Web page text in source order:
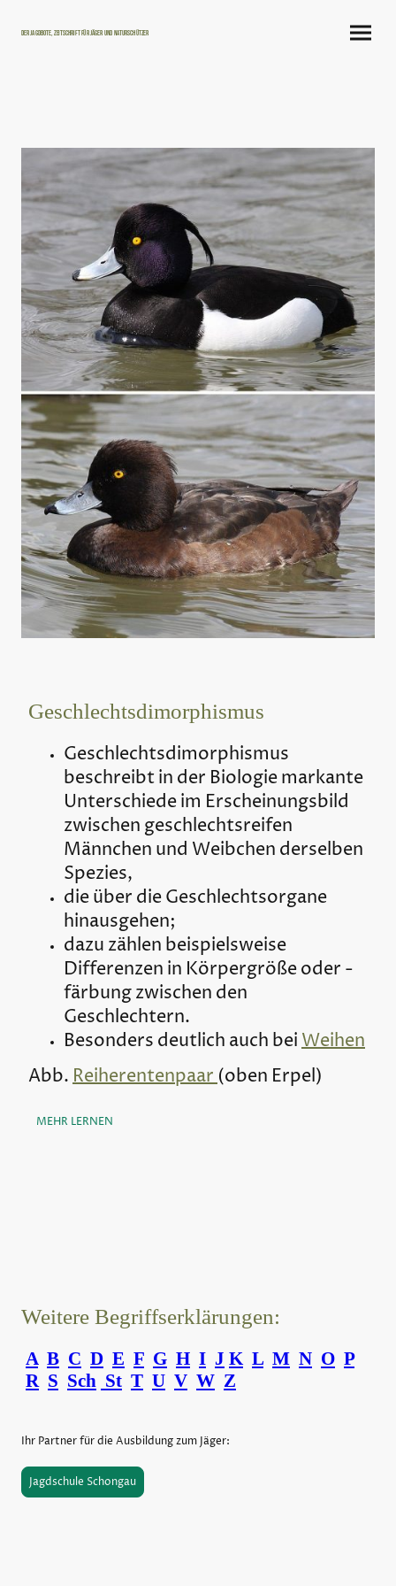
Der Jagdbote, Zeitschrift für Jäger und Naturschützer
Geschlechtsdimorphismus
Geschlechtsdimorphismus
beschreibt in der Biologie markante
Unterschiede im Erscheinungsbild
zwischen geschlechtsreifen
Männchen und Weibchen derselben
Spezies,
die über die Geschlechtsorgane
hinausgehen;
dazu zählen beispielsweise
Differenzen in Körpergröße oder -
färbung zwischen den
Geschlechtern.
Besonders deutlich auch beiWeihen
Abb.Reiherentenpaar(oben Erpel)
MEHR LERNEN
Weitere Begriffserklärungen:
A B C D E F G H I J K L M N O P
R S Sch St T U V W Z
Ihr Partner für die Ausbildung zum Jäger:
Jagdschule Schongau